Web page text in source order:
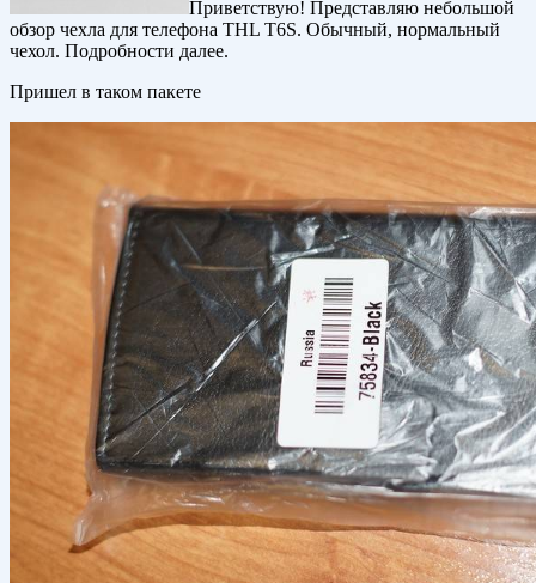
Приветствую! Представляю небольшой
обзор чехла для телефона THL T6S. Обычный, нормальный
чехол. Подробности далее.
Пришел в таком пакете